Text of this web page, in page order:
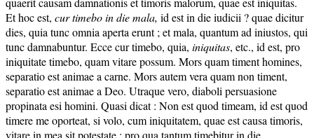
Et hoc est, cur timebo in die mala, id est in die iudicii ? quae dicitur
dies, quia tunc omnia aperta erunt ; et mala, quantum ad iniustos, qui
tunc damnabuntur. Ecce cur timebo, quia, iniquitas, etc., id est, pro
iniquitate timebo, quam vitare possum. Mors quam timent homines,
separatio est animae a carne. Mors autem vera quam non timent,
separatio est animae a Deo. Utraque vero, diaboli persuasione
propinata esi homini. Quasi dicat : Non est quod timeam, id est quod
timere me oporteat, si volo, cum iniquitatem, quae est causa timoris,
vitare in mea sit potestate : pro qua tantum timebitur in die